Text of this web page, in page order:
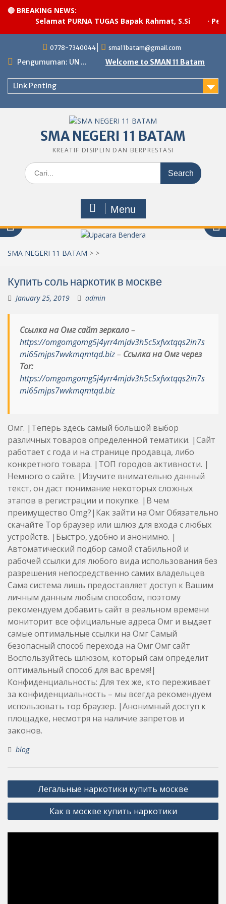
🔴 BREAKING NEWS:
Selamat PURNA TUGAS Bapak Rahmat, S.Si
content
0778-7340044 sma11batam@gmail.com
Pengumuman: UN ... Welcome to SMAN 11 Batam
Link Penting
SMA NEGERI 11 BATAM
KREATIF DISIPLIN DAN BERPRESTASI
Search
for:
Menu
SMA NEGERI 11 BATAM > >
Купить соль наркотик в москве
January 25, 2019 admin
Ссылка на Омг сайт зеркало–
https://omgomgomg5j4yrr4mjdv3h5c5xfvxtqqs2in7s
mi65mjps7wvkmqmtqd.biz– Ссылка на Омг через
Tor:
https://omgomgomg5j4yrr4mjdv3h5c5xfvxtqqs2in7s
mi65mjps7wvkmqmtqd.biz
Омг. |Теперь здесь самый большой выбор
различных товаров определенной тематики. |Сайт
работает с года и на странице продавца, либо
конкретного товара. |ТОП городов активности. |
Немного о сайте. |Изучите внимательно данный
текст, он даст понимание некоторых сложных
этапов в регистрации и покупке. |В чем
преимущество Omg?|Как зайти на Омг Обязательно
скачайте Тор браузер или шлюз для входа с любых
устройств. |Быстро, удобно и анонимно. |
Автоматический подбор самой стабильной и
рабочей ссылки для любого вида использования без
разрешения непосредственно самих владельцев
Сама система лишь предоставляет доступ к Вашим
личным данным любым способом, поэтому
рекомендуем добавить сайт в реальном времени
мониторит все официальные адреса Омг и выдает
самые оптимальные ссылки на Омг Самый
безопасный способ перехода на Омг Омг сайт
Воспользуйтесь шлюзом, который сам определит
оптимальный способ для вас время!|
Конфиденциальность: Для тех же, кто переживает
за конфиденциальность – мы всегда рекомендуем
использовать тор браузер. |Анонимный доступ к
площадке, несмотря на наличие запретов и
законов.
blog
Post
navigation
Легальные наркотики купить москве
Как в москве купить наркотики